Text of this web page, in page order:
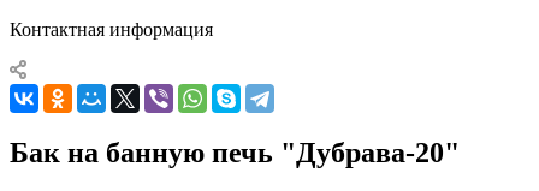
Контактная информация
Бак на банную печь "Дубрава-20"